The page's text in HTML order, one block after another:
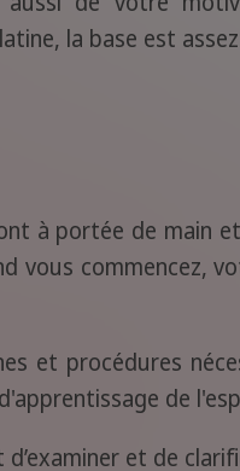
la base est
à portée de main
vous commencez,
et procédures
de
et de